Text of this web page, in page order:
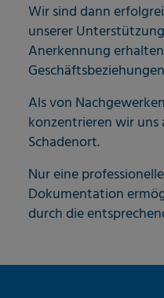
Wir sind dann
unserer
Anerkennung
Als von
konzentrieren wir uns
Schadenort.
Nur eine
Dokumentation
durch die